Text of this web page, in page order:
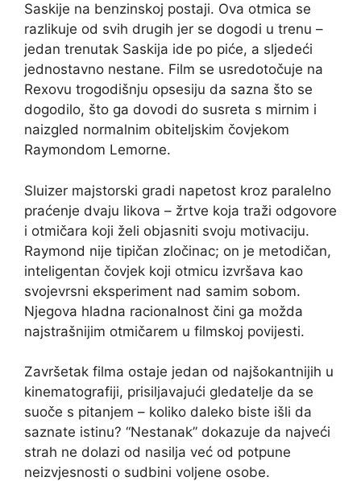
Saskije na benzinskoj postaji. Ova otmica se
razlikuje od svih drugih jer se dogodi u trenu –
jedan trenutak Saskija ide po piće, a sljedeći
jednostavno nestane. Film se usredotočuje na
Rexovu trogodišnju opsesiju da sazna što se
dogodilo, što ga dovodi do susreta s mirnim i
naizgled normalnim obiteljskim čovjekom
Raymondom Lemorne.
Sluizer majstorski gradi napetost kroz paralelno
praćenje dvaju likova – žrtve koja traži odgovore
i otmičara koji želi objasniti svoju motivaciju.
Raymond nije tipičan zločinac; on je metodičan,
inteligentan čovjek koji otmicu izvršava kao
svojevrsni eksperiment nad samim sobom.
Njegova hladna racionalnost čini ga možda
najstrašnijim otmičarem u filmskoj povijesti.
Završetak filma ostaje jedan od najšokantnijih u
kinematografiji, prisiljavajući gledatelje da se
suoče s pitanjem – koliko daleko biste išli da
saznate istinu? “Nestanak” dokazuje da najveći
strah ne dolazi od nasilja već od potpune
neizvjesnosti o sudbini voljene osobe.